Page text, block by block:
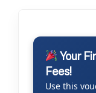
Your
Fees!
Use this